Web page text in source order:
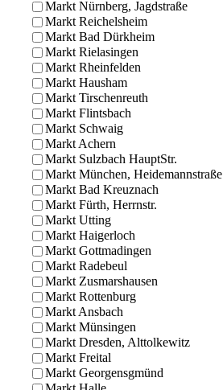
Markt Nürnberg, Jagdstraße
Markt Reichelsheim
Markt Bad Dürkheim
Markt Rielasingen
Markt Rheinfelden
Markt Hausham
Markt Tirschenreuth
Markt Flintsbach
Markt Schwaig
Markt Achern
Markt Sulzbach HauptStr.
Markt München, Heidemannstraße
Markt Bad Kreuznach
Markt Fürth, Herrnstr.
Markt Utting
Markt Haigerloch
Markt Gottmadingen
Markt Radebeul
Markt Zusmarshausen
Markt Rottenburg
Markt Ansbach
Markt Münsingen
Markt Dresden, Alttolkewitz
Markt Freital
Markt Georgensgmünd